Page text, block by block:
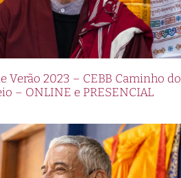
Verão 2023 – CEBB Caminho do
– ONLINE e PRESENCIAL